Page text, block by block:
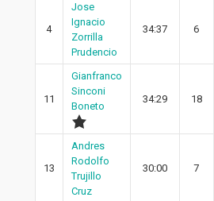
4
Jose
Ignacio
Zorrilla
Prudencio
34:37 6
11
Gianfranco
Sinconi
Boneto
34:29 18
13
Andres
Rodolfo
Trujillo
Cruz
30:00 7